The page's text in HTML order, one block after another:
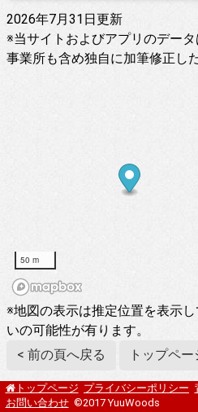
2026年7月31日更新
※当サイトおよびアプリのデータ
事業所も含め独自に加筆修正し
50 m
※地図の表示は推定位置を表示
いの可能性が有ります。
< 前の頁へ戻る
トップペ
トップページ プライバシーポリシー
お問い合わせ ©2017 YuuWoods